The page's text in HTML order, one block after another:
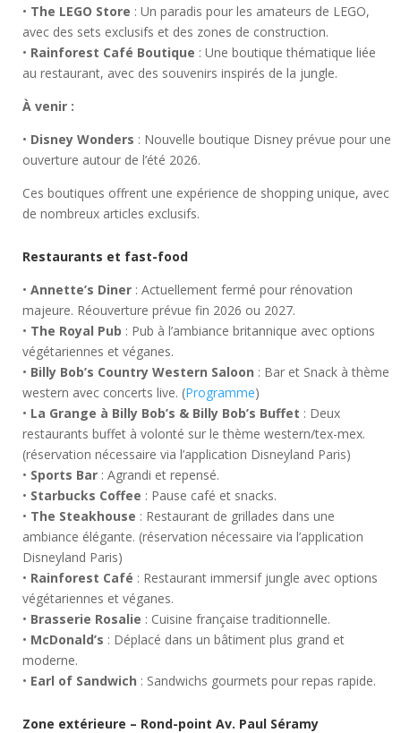
• The LEGO Store : Un paradis pour les amateurs de LEGO,
avec des sets exclusifs et des zones de construction.
• Rainforest Café Boutique : Une boutique thématique liée
au restaurant, avec des souvenirs inspirés de la jungle.
À venir :
• Disney Wonders : Nouvelle boutique Disney prévue pour une
ouverture autour de l’été 2026.
Ces boutiques offrent une expérience de shopping unique, avec
de nombreux articles exclusifs.
Restaurants et fast-food
• Annette’s Diner : Actuellement fermé pour rénovation
majeure. Réouverture prévue fin 2026 ou 2027.
• The Royal Pub : Pub à l’ambiance britannique avec options
végétariennes et véganes.
• Billy Bob’s Country Western Saloon : Bar et Snack à thème
western avec concerts live. (Programme)
• La Grange à Billy Bob’s & Billy Bob’s Buffet : Deux
restaurants buffet à volonté sur le thème western/tex-mex.
(réservation nécessaire via l’application Disneyland Paris)
• Sports Bar : Agrandi et repensé.
• Starbucks Coffee : Pause café et snacks.
• The Steakhouse : Restaurant de grillades dans une
ambiance élégante. (réservation nécessaire via l’application
Disneyland Paris)
• Rainforest Café : Restaurant immersif jungle avec options
végétariennes et véganes.
• Brasserie Rosalie : Cuisine française traditionnelle.
• McDonald’s : Déplacé dans un bâtiment plus grand et
moderne.
• Earl of Sandwich : Sandwichs gourmets pour repas rapide.
Zone extérieure – Rond-point Av. Paul Séramy